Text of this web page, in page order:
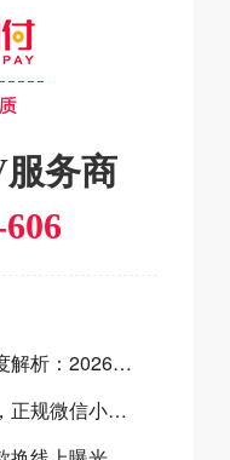
务商
微信扫码盒子推广项目深度解析：2026官方双向补贴全揭秘及合作指南
微信小绿盒项目红利来袭，正规微信小绿盒服务商助力高效开展微信小绿盒推广